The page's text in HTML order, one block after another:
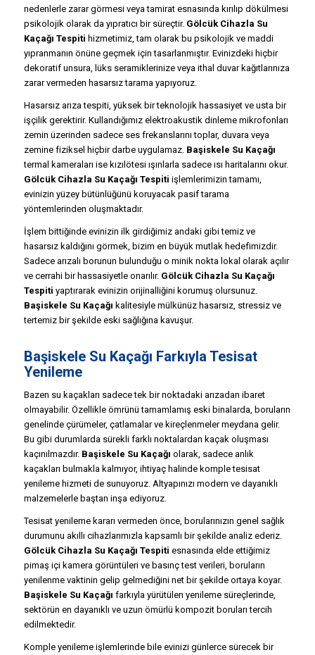
nedenlerle zarar görmesi veya tamirat esnasında kırılıp dökülmesi
psikolojik olarak da yıpratıcı bir süreçtir. Gölcük Cihazla Su
Kaçağı Tespiti hizmetimiz, tam olarak bu psikolojik ve maddi
yıpranmanın önüne geçmek için tasarlanmıştır. Evinizdeki hiçbir
dekoratif unsura, lüks seramiklerinize veya ithal duvar kağıtlarınıza
zarar vermeden hasarsız tarama yapıyoruz.
Hasarsız arıza tespiti, yüksek bir teknolojik hassasiyet ve usta bir
işçilik gerektirir. Kullandığımız elektroakustik dinleme mikrofonları
zemin üzerinden sadece ses frekanslarını toplar, duvara veya
zemine fiziksel hiçbir darbe uygulamaz. Başiskele Su Kaçağı
termal kameraları ise kızılötesi ışınlarla sadece ısı haritalarını okur.
Gölcük Cihazla Su Kaçağı Tespiti işlemlerimizin tamamı,
evinizin yüzey bütünlüğünü koruyacak pasif tarama
yöntemlerinden oluşmaktadır.
İşlem bittiğinde evinizin ilk girdiğimiz andaki gibi temiz ve
hasarsız kaldığını görmek, bizim en büyük mutlak hedefimizdir.
Sadece arızalı borunun bulunduğu o minik nokta lokal olarak açılır
ve cerrahi bir hassasiyetle onarılır. Gölcük Cihazla Su Kaçağı
Tespiti yaptırarak evinizin orijinalliğini korumuş olursunuz.
Başiskele Su Kaçağı kalitesiyle mülkünüz hasarsız, stressiz ve
tertemiz bir şekilde eski sağlığına kavuşur.
Başiskele Su Kaçağı Farkıyla Tesisat
Yenileme
Bazen su kaçakları sadece tek bir noktadaki arızadan ibaret
olmayabilir. Özellikle ömrünü tamamlamış eski binalarda, boruların
genelinde çürümeler, çatlamalar ve kireçlenmeler meydana gelir.
Bu gibi durumlarda sürekli farklı noktalardan kaçak oluşması
kaçınılmazdır. Başiskele Su Kaçağı olarak, sadece anlık
kaçakları bulmakla kalmıyor, ihtiyaç halinde komple tesisat
yenileme hizmeti de sunuyoruz. Altyapınızı modern ve dayanıklı
malzemelerle baştan inşa ediyoruz.
Tesisat yenileme kararı vermeden önce, borularınızın genel sağlık
durumunu akıllı cihazlarımızla kapsamlı bir şekilde analiz ederiz.
Gölcük Cihazla Su Kaçağı Tespiti esnasında elde ettiğimiz
pimaş içi kamera görüntüleri ve basınç test verileri, boruların
yenilenme vaktinin gelip gelmediğini net bir şekilde ortaya koyar.
Başiskele Su Kaçağı farkıyla yürütülen yenileme süreçlerinde,
sektörün en dayanıklı ve uzun ömürlü kompozit boruları tercih
edilmektedir.
Komple yenileme işlemlerinde bile evinizi günlerce sürecek bir